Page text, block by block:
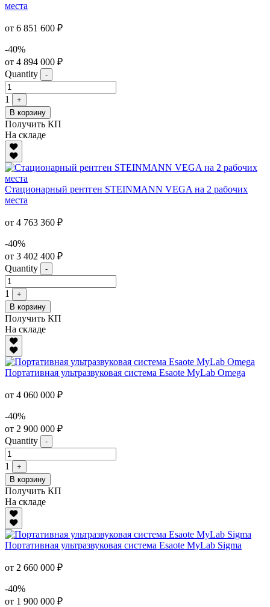
места
от 6 851 600 ₽
-40%
от 4 894 000 ₽
Quantity
-
1
+
В корзину
Получить КП
На складе
Стационарный рентген STEINMANN VEGA на 2 рабочих
места
от 4 763 360 ₽
-40%
от 3 402 400 ₽
Quantity
-
1
+
В корзину
Получить КП
На складе
Портативная ультразвуковая система Esaote MyLab Omega
от 4 060 000 ₽
-40%
от 2 900 000 ₽
Quantity
-
1
+
В корзину
Получить КП
На складе
Портативная ультразвуковая система Esaote MyLab Sigma
от 2 660 000 ₽
-40%
от 1 900 000 ₽